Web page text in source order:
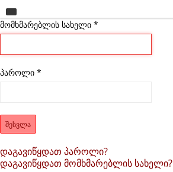
მთავარი
საგანმანათლებლო ერთეულები
კვლევა
კონტაქტი
მომხმარებლის სახელი *
პაროლი *
ᲨᲔᲡᲕᲚᲐ
დაგავიწყდათ პაროლი?
დაგავიწყდათ მომხმარებლის სახელი?